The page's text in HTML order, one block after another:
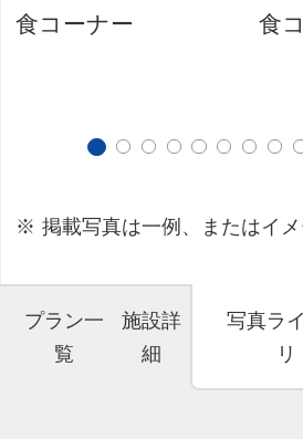
食コーナー
食
掲載写真は一例、またはイメ
プラン一
覧
施設詳
細
写真ラ
リ